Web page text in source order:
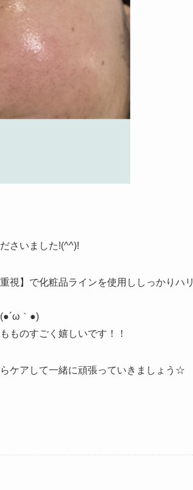
さいました!(^^)!
視】で化粧品ラインを使用ししっかりハリ
｀●)
ものすごく嬉しいです！！
ケアして一緒に頑張っていきましょう☆